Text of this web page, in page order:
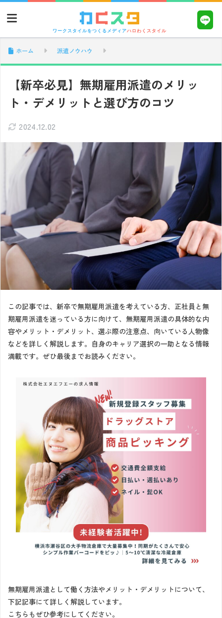
ワークスタイルをつくるメディアハロわくスタイル
ホーム 派遣ノウハウ
【新卒必見】無期雇用派遣のメリッ
ト・デメリットと選び方のコツ
2024.12.02
この記事では、新卒で無期雇用派遣を考えている方、正社員と無
期雇用派遣を迷っている方に向けて、無期雇用派遣の具体的な内
容やメリット・デメリット、選ぶ際の注意点、向いている人物像
などを詳しく解説します。自身のキャリア選択の一助となる情報
満載です。ぜひ最後までお読みください。
無期雇用派遣として働く方法やメリット・デメリットについて、
下記記事にて詳しく解説しています。
こちらもぜひ参考にしてください。